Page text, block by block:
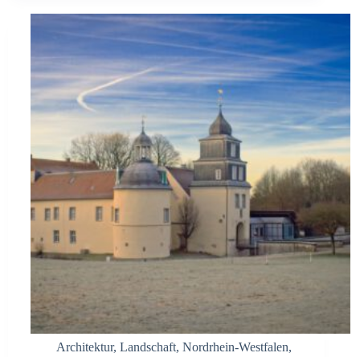
Architektur, Landschaft, Nordrhein-Westfalen,